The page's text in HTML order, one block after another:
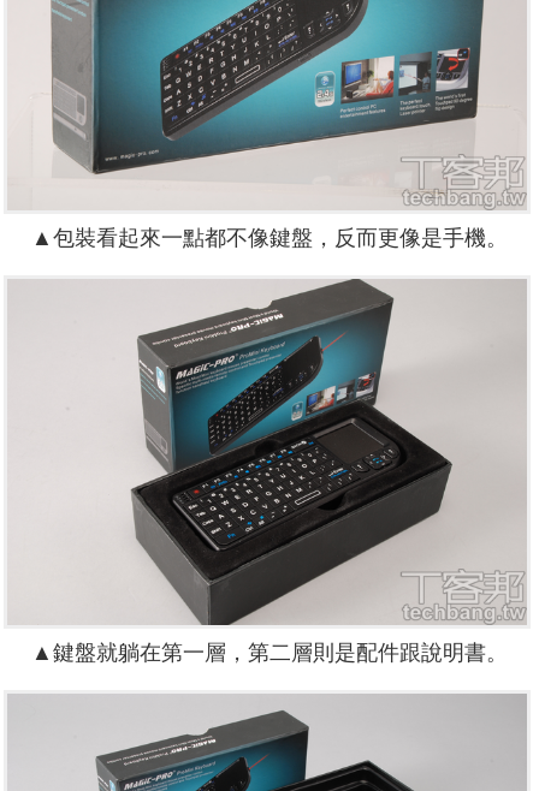
▲包裝看起來一點都不像鍵盤，反而更像是手機。
▲鍵盤就躺在第一層，第二層則是配件跟說明書。